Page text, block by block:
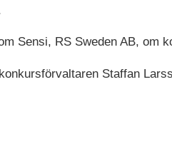
Sensi, RS Sweden AB, om
Staffan